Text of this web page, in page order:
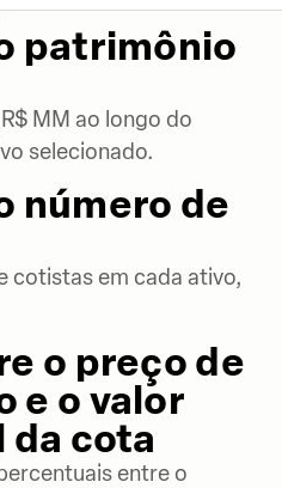
patrimônio
MM ao longo do
selecionado.
número de
cotistas em cada ativo,
o preço de
e o valor
cota
entre o